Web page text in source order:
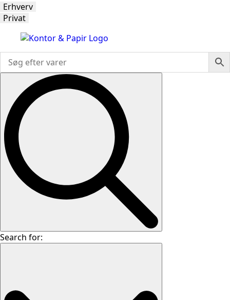
Erhverv
Privat
Search for: